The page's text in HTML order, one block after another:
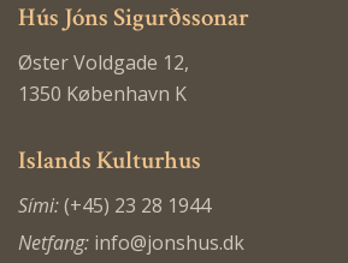
Hús Jóns Sigurðssonar
Øster Voldgade 12,
1350 København K
Islands Kulturhus
Sími:(+45) 23 28 1944
Netfang: info@jonshus.dk